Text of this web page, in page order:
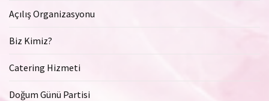
Açılış Organizasyonu
Biz Kimiz?
Catering Hizmeti
Doğum Günü Partisi